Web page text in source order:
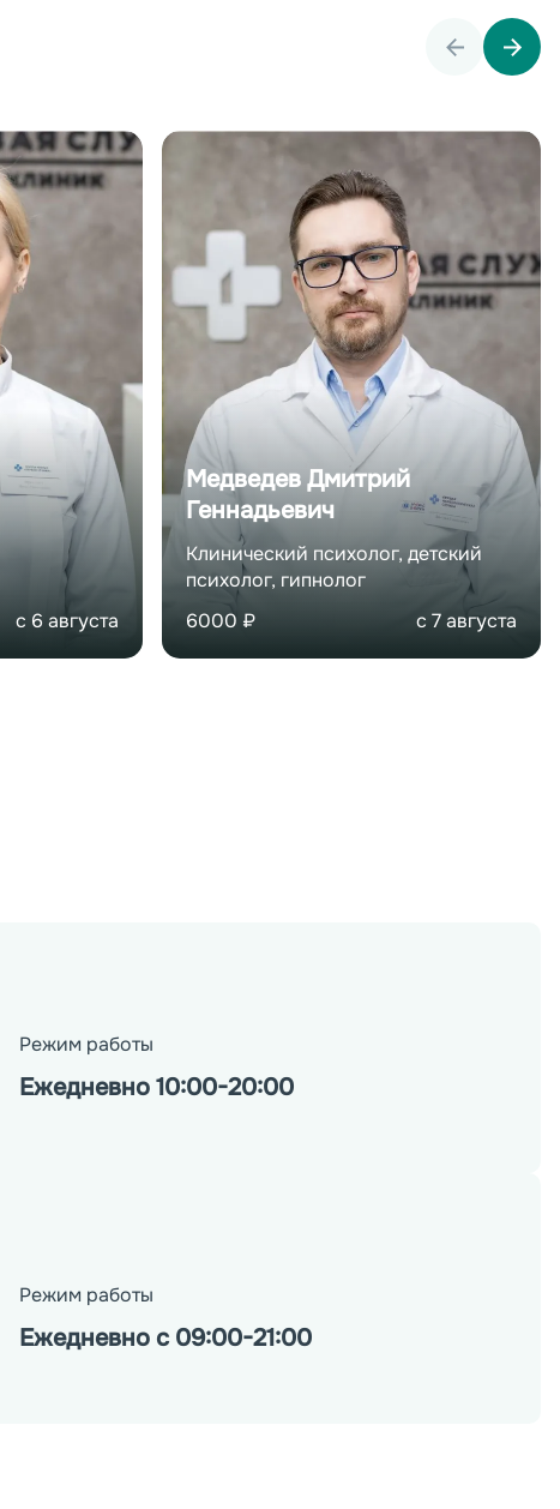
с 6 августа
Записаться
Подробнее о враче
Медведев Дмитрий
Геннадьевич
Клинический психолог, детский
психолог, гипнолог
6000 ₽ с 7 августа
Режим работы
Ежедневно 10:00-20:00
Режим работы
Ежедневно с 09:00-21:00